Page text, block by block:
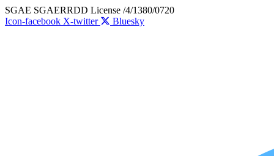
Skip
to
SGAE SGAERRDD License /4/1380/0720
Icon-facebook X-twitter Bluesky